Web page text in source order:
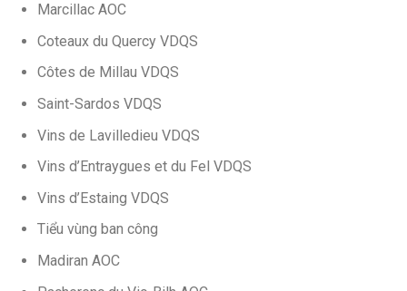
Marcillac AOC
Coteaux du Quercy VDQS
Côtes de Millau VDQS
Saint-Sardos VDQS
Vins de Lavilledieu VDQS
Vins d’Entraygues et du Fel VDQS
Vins d’Estaing VDQS
Tiểu vùng ban công
Madiran AOC